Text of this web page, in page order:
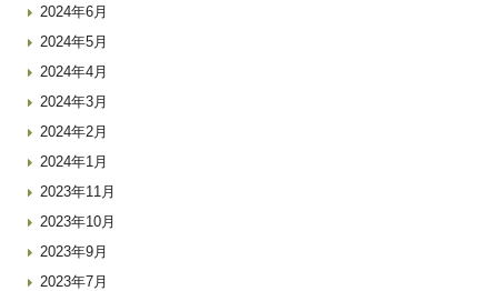
2024年6月
2024年5月
2024年4月
2024年3月
2024年2月
2024年1月
2023年11月
2023年10月
2023年9月
2023年7月